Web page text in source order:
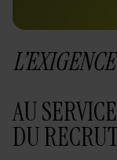
AU SERVICE
DU